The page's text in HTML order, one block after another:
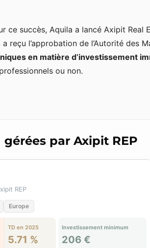
ce succès, Aquila a lancé Axipit
reçu l’approbation de l’Autorité des
en matière d’investissement
ou non.
gérées par Axipit REP
REP
Europe
TD en 2025
5.71 %
Investissement minimum
206 €